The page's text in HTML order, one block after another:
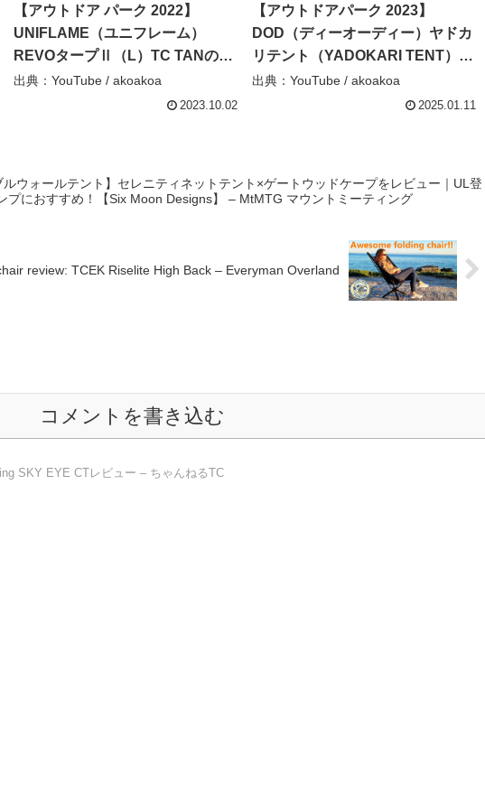
【アウトドア パーク 2022】
UNIFLAME（ユニフレーム）
REVOタープⅡ（L）TC TANの紹
介 #shorts #ショート – akoakoa
出典：YouTube / akoakoa
2023.10.02
【アウトドアパーク 2023】
DOD（ディーオーディー）ヤドカ
リテント（YADOKARI TENT）T6-
662-GY 2ルームワンポールテント
の紹介 #Short #ショート –
出典：YouTube / akoakoa
2025.01.11
ルウォールテント】セレニティネットテント×ゲートウッドケープをレビュー｜UL登
プにおすすめ！【Six Moon Designs】 – MtMTG マウントミーティング
review: TCEK Riselite High Back – Everyman Overland
コメントを書き込む
SKY EYE CTレビュー – ちゃんねるTC